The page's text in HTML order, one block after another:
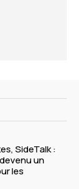
SideTalk :
un
les